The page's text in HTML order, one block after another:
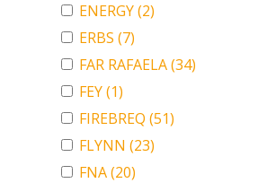
ENERGY(2)
ERBS (7)
FAR RAFAELA(34)
FEY(1)
FIREBREQ (51)
FLYNN (23)
FNA(20)